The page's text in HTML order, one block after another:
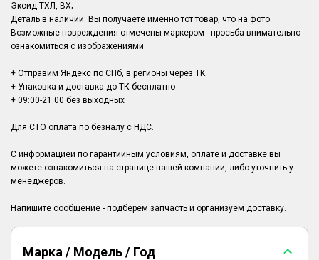
Эксид ТХЛ, ВХ;
Деталь в наличии. Вы получаете именно тот товар, что на фото.
Возможные повреждения отмечены маркером - просьба внимательно
ознакомиться с изображениями.
+ Отправим Яндекс по СПб, в регионы через ТК
+ Упаковка и доставка до ТК бесплатно
+ 09:00-21:00 без выходных
Для СТО оплата по безналу с НДС.
С информацией по гарантийным условиям, оплате и доставке вы
можете ознакомиться на странице нашей компании, либо уточнить у
менеджеров.
Марка / Модель / Год